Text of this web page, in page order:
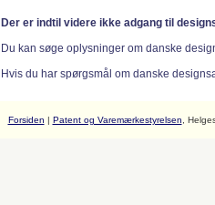
Der er indtil videre ikke adgang til
Du kan søge oplysninger om danske
Hvis du har spørgsmål om danske
Forsiden | Patent og Varemærkestyrelsen ,